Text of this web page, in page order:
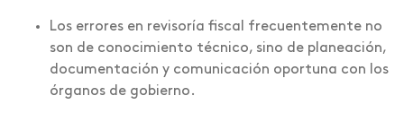
Los errores en revisoría fiscal frecuentemente no
son de conocimiento técnico, sino de planeación,
documentación y comunicación oportuna con los
órganos de gobierno.